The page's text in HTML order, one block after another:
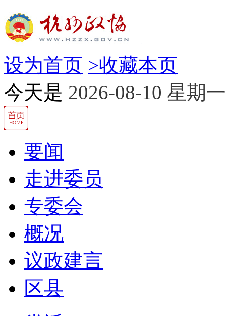
设为首页 >收藏本页
今天是 2026-08-10 星期一
要闻
走进委员
专委会
概况
议政建言
区县